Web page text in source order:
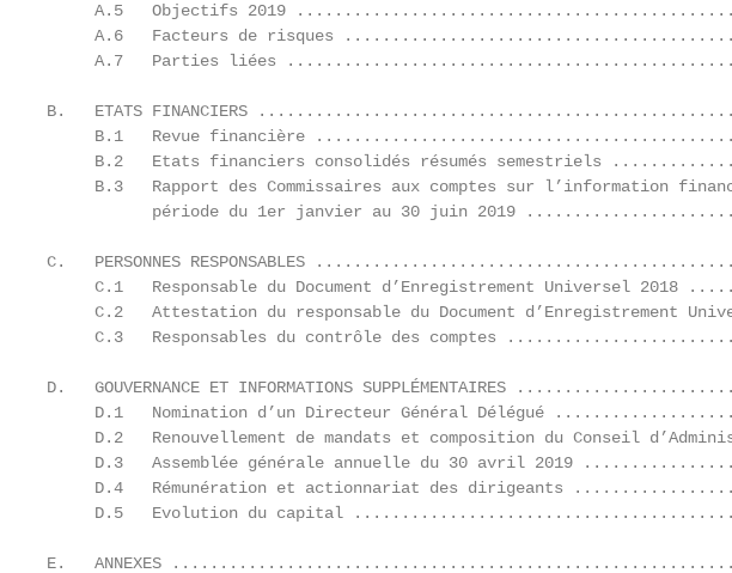
A.5   Objectifs 2019
A.6   Facteurs de risques
A.7   Parties liées
B.   ETATS FINANCIERS
B.1   Revue financière
B.2   Etats financiers consolidés résumés semestriels
B.3   Rapport des Commissaires aux comptes sur l’information
période du 1er janvier au 30 juin 2019
C.   PERSONNES RESPONSABLES
C.1   Responsable du Document d’Enregistrement Universel 2018
C.2   Attestation du responsable du Document d’Enregistrement
C.3   Responsables du contrôle des comptes
D.   GOUVERNANCE ET INFORMATIONS SUPPLÉMENTAIRES
D.1   Nomination d’un Directeur Général Délégué
D.2   Renouvellement de mandats et composition du Conseil
D.3   Assemblée générale annuelle du 30 avril 2019
D.4   Rémunération et actionnariat des dirigeants
D.5   Evolution du capital
E.   ANNEXES